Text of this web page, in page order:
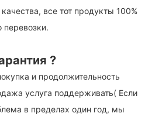
все тот продукты 100%
перевозки.
?
и продолжительность
услуга поддерживать( Если
в пределах один год, мы